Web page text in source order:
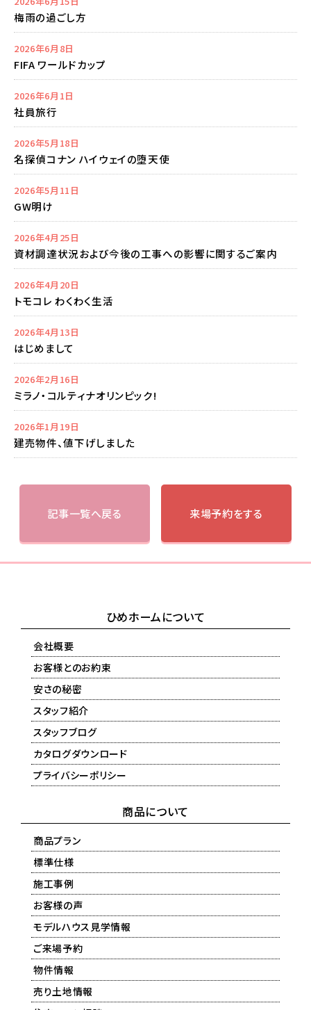
梅雨の過ごし方
2026年6月8日
FIFA ワールドカップ
2026年6月1日
社員旅行
2026年5月18日
名探偵コナン ハイウェイの堕天使
2026年5月11日
GW明け
2026年4月25日
資材調達状況および今後の工事への影響に関するご案内
2026年4月20日
トモコレ わくわく生活
2026年4月13日
はじめまして
2026年2月16日
ミラノ・コルティナオリンピック!
2026年1月19日
建売物件、値下げしました
記事一覧へ戻る 来場予約をする
ひめホームについて
会社概要
お客様とのお約束
安さの秘密
スタッフ紹介
スタッフブログ
カタログダウンロード
プライバシーポリシー
商品について
商品プラン
標準仕様
施工事例
お客様の声
モデルハウス見学情報
ご来場予約
物件情報
売り土地情報